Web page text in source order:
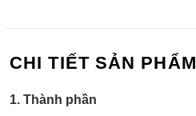
CHI TIẾT SẢN PHẨM
1. Thành phần